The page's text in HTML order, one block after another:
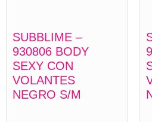
SUBBLIME –
930806 BODY
SEXY CON
VOLANTES
NEGRO S/M